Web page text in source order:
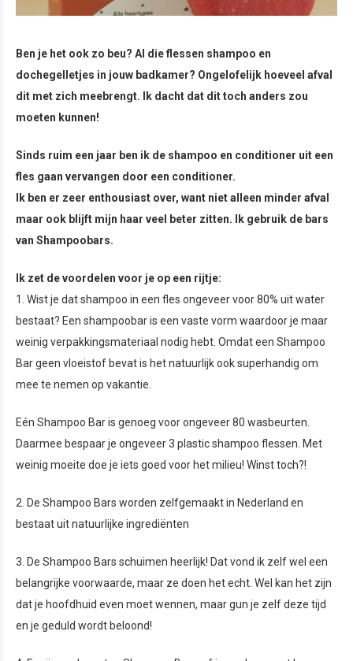
Ben je het ook zo beu? Al die flessen shampoo en
dochegelletjes in jouw badkamer? Ongelofelijk hoeveel afval
dit met zich meebrengt. Ik dacht dat dit toch anders zou
moeten kunnen!
Sinds ruim een jaar ben ik de shampoo en conditioner uit een
fles gaan vervangen door een conditioner.
Ik ben er zeer enthousiast over, want niet alleen minder afval
maar ook blijft mijn haar veel beter zitten. Ik gebruik de bars
van Shampoobars.
Ik zet de voordelen voor je op een rijtje:
1. Wist je dat shampoo in een fles ongeveer voor 80% uit water
bestaat? Een shampoobar is een vaste vorm waardoor je maar
weinig verpakkingsmateriaal nodig hebt. Omdat een Shampoo
Bar geen vloeistof bevat is het natuurlijk ook superhandig om
mee te nemen op vakantie.
Eén Shampoo Bar is genoeg voor ongeveer 80 wasbeurten.
Daarmee bespaar je ongeveer 3 plastic shampoo flessen. Met
weinig moeite doe je iets goed voor het milieu! Winst toch?!
2. De Shampoo Bars worden zelfgemaakt in Nederland en
bestaat uit natuurlijke ingrediënten
3. De Shampoo Bars schuimen heerlijk! Dat vond ik zelf wel een
belangrijke voorwaarde, maar ze doen het echt. Wel kan het zijn
dat je hoofdhuid even moet wennen, maar gun je zelf deze tijd
en je geduld wordt beloond!